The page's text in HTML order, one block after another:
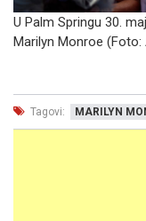
U Palm Springu 30.
Marilyn Monroe (Foto:
Tagovi: MARILYN